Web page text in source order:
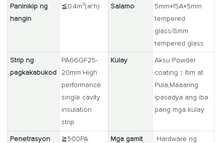
Paninikip ng
hangin
≦0.4m³(㎡h) Salamo
5mm+15A+5mm
tempered
glass/8mm
tempered glass
Strip ng
pagkakabukod
PA66GF25-
20mm High
performance
single cavity
insulation
strip
Kulay
Aksu Powder
coating：Itim at
Pula,Maaaring
ipasadya ang iba
pang mga kulay
Penetrasyon
≧500PA
Mga gamit
Hardware ng